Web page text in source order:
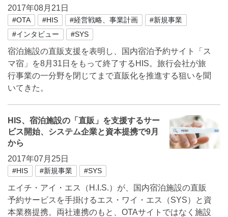
2017年08月21日
#OTA #HIS #経営戦略、事業計画
#新規事業
#インタビュー
#SYS
宿泊施設の直販支援を表明し、国内宿泊予約サイト「ス
マ宿」を8月31日をもって終了するHIS。旅行会社が旅
行事業の一分野を閉じてまで直販化を推進する狙いを聞
いてきた。
HIS、宿泊施設の「直販」を支援するサー
ビス開始、システム企業と資本提携で9月
から
2017年07月25日
#HIS #新規事業 #SYS
エイチ・アイ・エス（H.I.S.）が、国内宿泊施設の直販
予約サービスを手掛けるエス・ワイ・エス（SYS）と資
本業務提携。両社連携のもと、OTAサイトではなく施設